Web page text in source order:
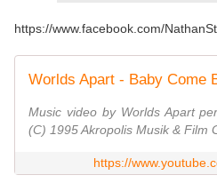
https://www.facebook.com/
Worlds Apart - Baby Come
Music video by Worlds Apart
(C) 1995 Akropolis Musik & Film
https://